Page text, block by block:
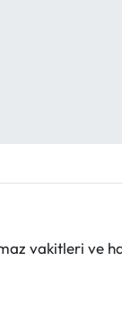
vakitleri ve